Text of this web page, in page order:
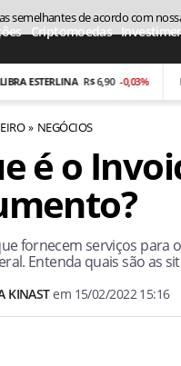
Criptomoedas
ESTERLINA R$ 6,90 -0,03%
NEGÓCIOS
é o
fornecem serviços
Entenda quais são as
KINASTem 15/02/2022 15:16
semelhantes de acordo com